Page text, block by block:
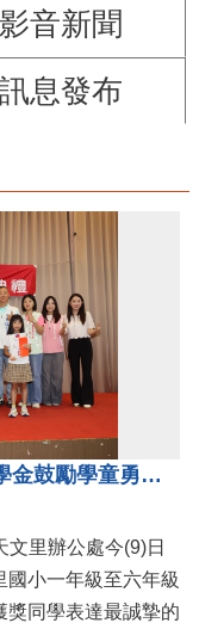
影音新聞
訊息發布
地方各界齊心支持教育 天文里獎學金鼓勵學童勇敢追夢
國小一年級至六年級
獎同學表達最誠摯的